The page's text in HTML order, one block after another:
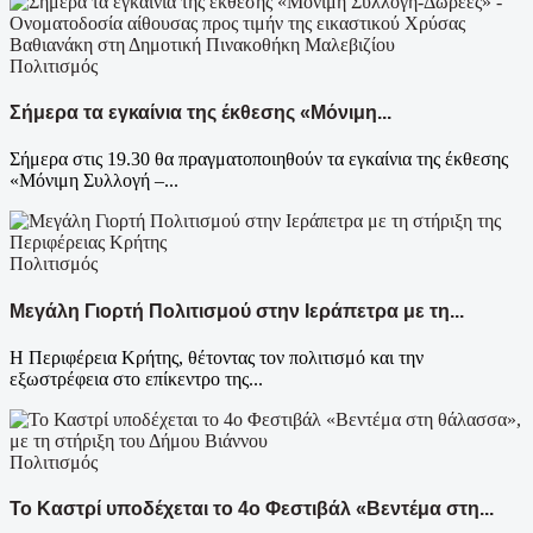
Πολιτισμός
Σήμερα τα εγκαίνια της έκθεσης «Μόνιμη...
Σήμερα στις 19.30 θα πραγματοποιηθούν τα εγκαίνια της έκθεσης
«Μόνιμη Συλλογή –...
Πολιτισμός
Μεγάλη Γιορτή Πολιτισμού στην Ιεράπετρα με τη...
Η Περιφέρεια Κρήτης, θέτοντας τον πολιτισμό και την
εξωστρέφεια στο επίκεντρο της...
Πολιτισμός
Το Καστρί υποδέχεται το 4ο Φεστιβάλ «Βεντέμα στη...